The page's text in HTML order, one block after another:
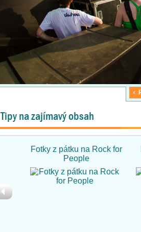
Tipy na zajímavý obsah
Fotky z pátku na Rock for
People